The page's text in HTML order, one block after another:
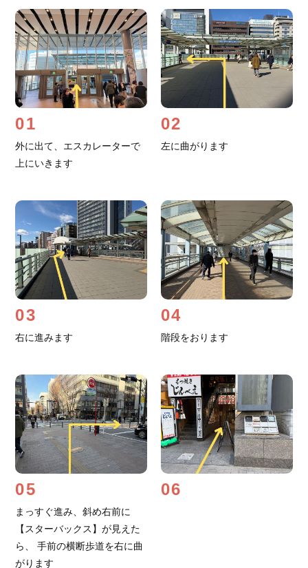
01
外に出て、エスカレーターで
上にいきます
02
左に曲がります
03
右に進みます
04
階段をおります
05
まっすぐ進み、斜め右前に
【スターバックス】が見えた
ら、 手前の横断歩道を右に曲
がります
06